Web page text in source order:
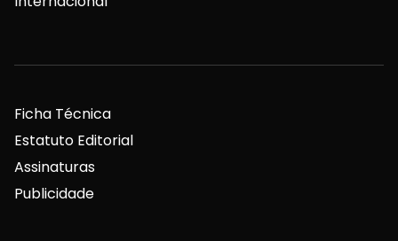
Ficha Técnica
Estatuto Editorial
Assinaturas
Publicidade